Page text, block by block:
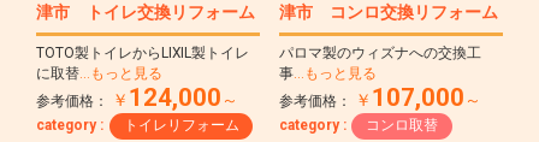
津市 トイレ交換リフォーム
TOTO製トイレからLIXIL製トイレ
に取替 …もっと見る
参考価格：
￥ 124,000 ～
category : トイレリフォーム
津市 コンロ交換リフォーム
パロマ製のウィズナへの交換工
事 …もっと見る
参考価格：
￥ 107,000 ～
category : コンロ取替